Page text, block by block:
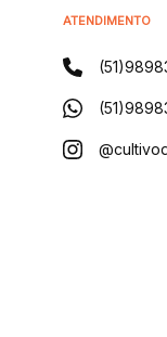
ATENDIMENTO